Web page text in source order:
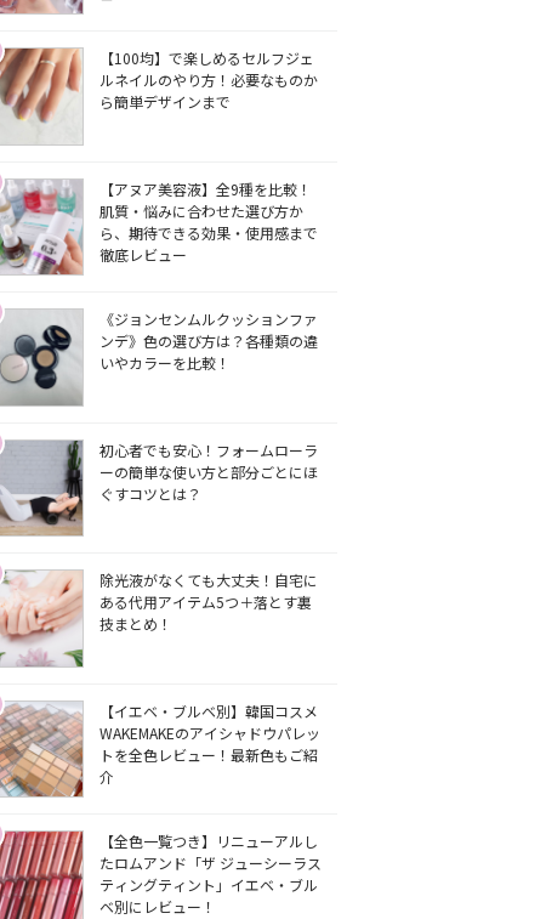
【100均】で楽しめるセルフジェ
ルネイルのやり方！必要なものか
ら簡単デザインまで
【アヌア美容液】全9種を比較！
肌質・悩みに合わせた選び方か
ら、期待できる効果・使用感まで
徹底レビュー
《ジョンセンムルクッションファ
ンデ》色の選び方は？各種類の違
いやカラーを比較！
初心者でも安心！フォームローラ
ーの簡単な使い方と部分ごとにほ
ぐすコツとは？
除光液がなくても大丈夫！自宅に
ある代用アイテム5つ＋落とす裏
技まとめ！
【イエベ・ブルベ別】韓国コスメ
WAKEMAKEのアイシャドウパレッ
トを全色レビュー！最新色もご紹
介
【全色一覧つき】リニューアルし
たロムアンド「ザ ジューシーラス
ティングティント」イエベ・ブル
ベ別にレビュー！